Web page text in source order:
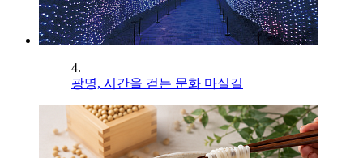
4.
광명, 시간을 걷는 문화 마실길